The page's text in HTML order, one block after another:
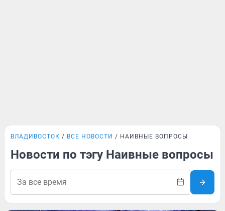
ВЛАДИВОСТОК ВСЕ НОВОСТИ НАИВНЫЕ ВОПРОСЫ
Новости по тэгу Наивные вопросы